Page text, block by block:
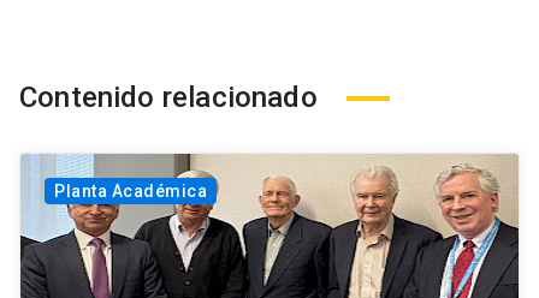
Contenido relacionado
Planta Académica